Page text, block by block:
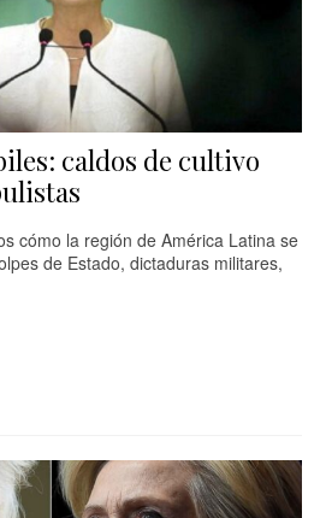
caldos de cultivo
cómo la región de América Latina se
de Estado, dictaduras militares,